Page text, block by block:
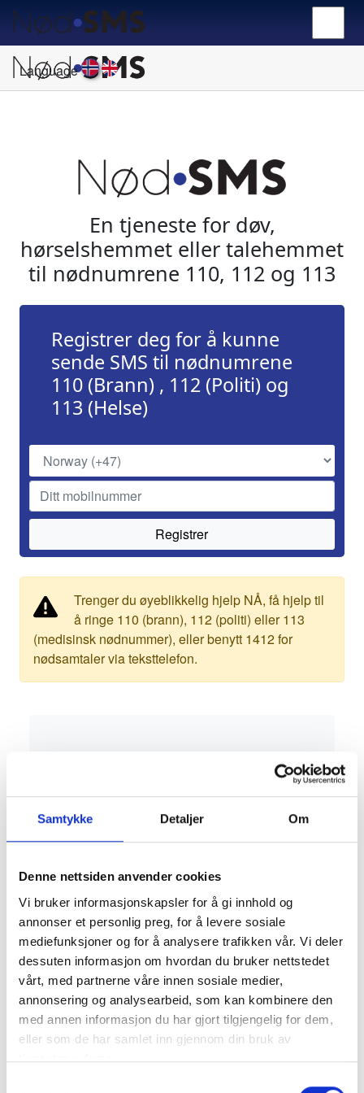
Samtykke Detaljer Om
Denne nettsiden anvender cookies
Vi bruker informasjonskapsler for å gi innhold og
annonser et personlig preg, for å levere sosiale
mediefunksjoner og for å analysere trafikken vår. Vi deler
dessuten informasjon om hvordan du bruker nettstedet
vårt, med partnerne våre innen sosiale medier,
annonsering og analysearbeid, som kan kombinere den
med annen informasjon du har gjort tilgjengelig for dem,
eller som de har samlet inn gjennom din bruk av
tjenestene deres.
Language
En tjeneste for døv,
hørselshemmet eller talehemmet
til nødnumrene 110, 112 og 113
Registrer deg for å kunne
sende SMS til nødnumrene
110 (Brann) , 112 (Politi) og
113 (Helse)
Registrer
Trenger du øyeblikkelig hjelp NÅ, få hjelp til
å ringe 110 (brann), 112 (politi) eller 113
(medisinsk nødnummer), eller benytt 1412 for
nødsamtaler via teksttelefon.
Nød-SMS er en tjeneste som gir deg
som er døv, hørselshemmet eller
talehemmet mulighet til å kontakte
For å kunne sende SMS til
nødnumrene må mobilnummeret ditt
være registrert.
I en nødsituasjon er den raskeste
måten å få hjelp på fortsatt å ringe
taleanrop til 110, 112 eller 113. Nød-
SMS er en tjeneste for deg som er døv,
hørselshemmet eller talehemmet i